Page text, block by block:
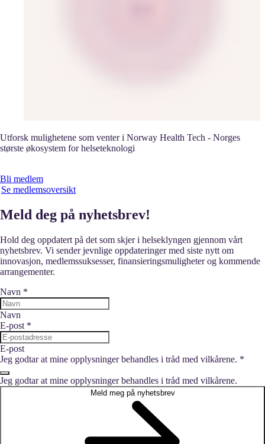
Utforsk mulighetene som venter i Norway Health Tech - Norges
største økosystem for helseteknologi
Bli medlem
Se medlemsoversikt
Meld deg på nyhetsbrev!
Hold deg oppdatert på det som skjer i helseklyngen gjennom vårt
nyhetsbrev. Vi sender jevnlige oppdateringer med siste nytt om
innovasjon, medlemssuksesser, finansieringsmuligheter og kommende
arrangementer.
Navn *
Navn
E-post *
E-post
Jeg godtar at mine opplysninger behandles i tråd med vilkårene. *
Jeg godtar at mine opplysninger behandles i tråd med vilkårene.
Meld meg på nyhetsbrev